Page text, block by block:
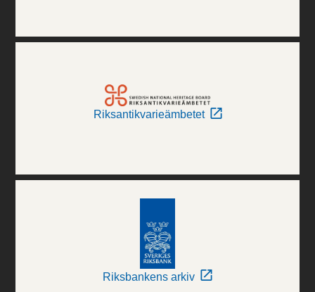
Riksantikvarieämbetet
Riksbankens arkiv